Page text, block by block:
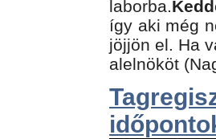
laborba.
így aki még
jöjjön el. Ha
alelnököt